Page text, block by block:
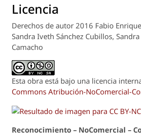
Licencia
Derechos de autor 2016 Fabio
Sandra Iveth Sánchez Cubillos,
Camacho
Esta obra está bajo una licencia
Commons Atribución-NoComercial-
Reconocimiento – NoComercial –